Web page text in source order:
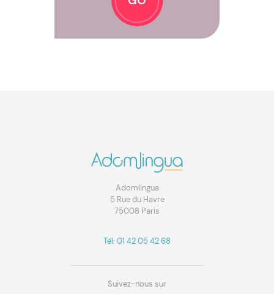
Adomlingua
5 Rue du Havre
75008 Paris
Tél: 01 42 05 42 68
Suivez-nous sur